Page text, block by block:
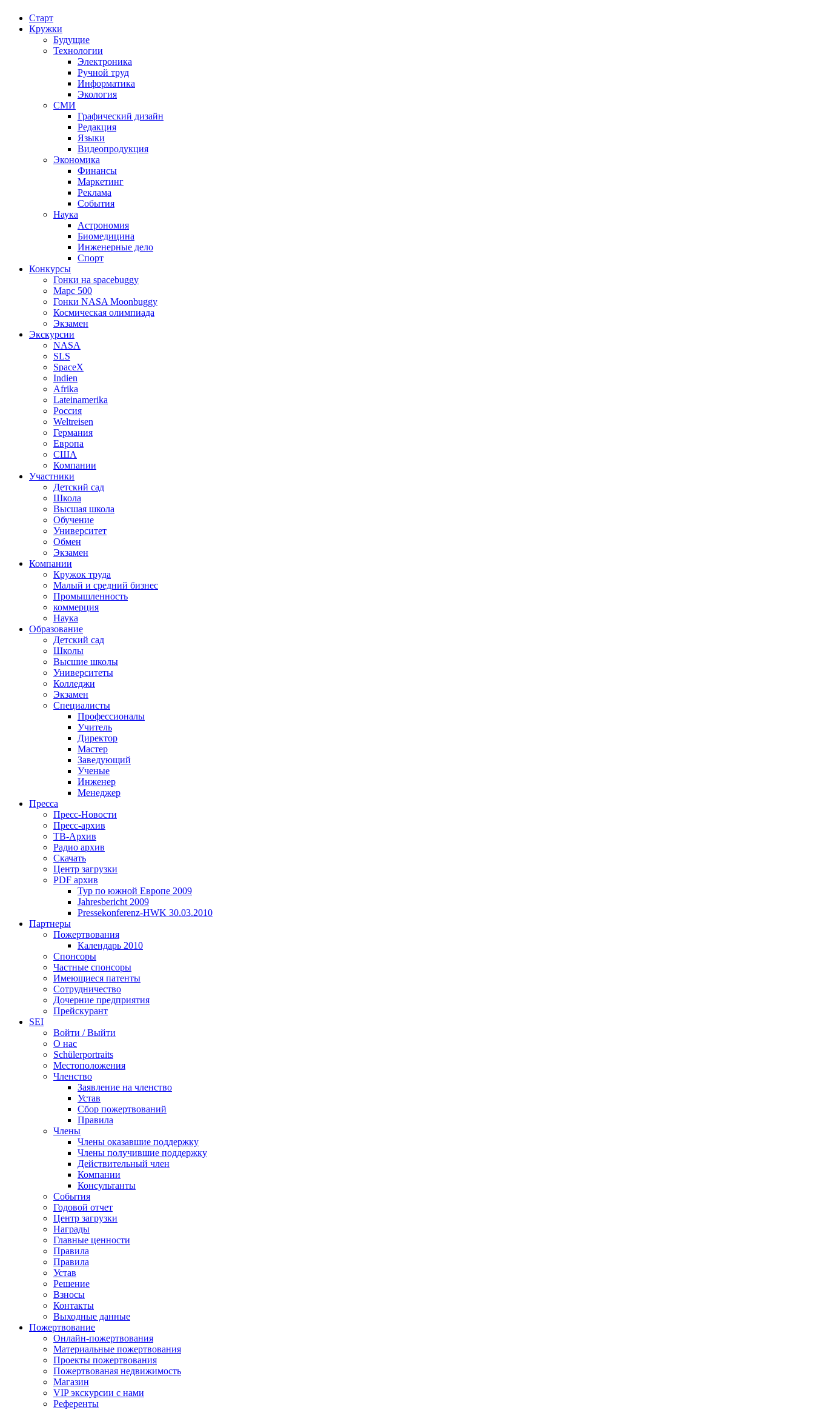
Старт
Кружки
Будущие
Технологии
Электроника
Ручной труд
Информатика
Экология
СМИ
Графический дизайн
Редакция
Языки
Видеопродукция
Экономика
Финансы
Маркетинг
Реклама
События
Наука
Астрономия
Биомедицина
Инженерные дело
Спорт
Конкурсы
Гонки на spacebuggy
Марс 500
Гонки NASA Moonbuggy
Космическая олимпиада
Экзамен
Экскурсии
NASA
SLS
SpaceX
Indien
Afrika
Lateinamerika
Россия
Weltreisen
Германия
Европа
США
Компании
Участники
Детский сад
Школа
Высшая школа
Обучение
Университет
Обмен
Экзамен
Компании
Кружок труда
Малый и средний бизнес
Промышленность
коммерция
Наука
Образование
Детский сад
Школы
Высшие школы
Университеты
Колледжи
Экзамен
Специалисты
Профессионалы
Учитель
Директор
Мастер
Заведующий
Ученые
Инженер
Менеджер
Пресса
Пресс-Новости
Пресс-архив
ТВ-Архив
Радио архив
Скачать
Центр загрузки
PDF архив
Тур по южной Европе 2009
Jahresbericht 2009
Pressekonferenz-HWK 30.03.2010
Партнеры
Пожертвования
Календарь 2010
Спонсоры
Частные спонсоры
Имеющиеся патенты
Сотрудничество
Дочерние предприятия
Прейскурант
SEI
Войти / Выйти
О нас
Schülerportraits
Местоположения
Членство
Заявление на членство
Устав
Сбор пожертвований
Правила
Члены
Члены оказавшие поддержку
Члены получившие поддержку
Действительный член
Компании
Консультанты
События
Годовой отчет
Центр загрузки
Награды
Главные ценности
Правила
Правила
Устав
Решение
Взносы
Контакты
Выходные данные
Пожертвование
Онлайн-пожертвования
Материальные пожертвования
Проекты пожертвования
Пожертвованая недвижимость
Магазин
VIP экскурсии с нами
Референты